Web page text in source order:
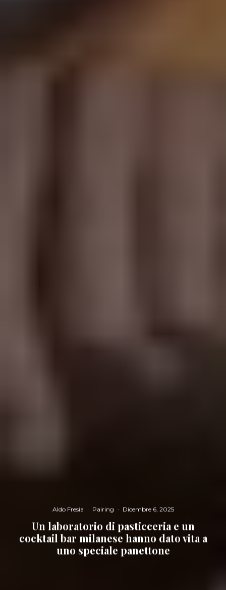
Aldo Fresia · Pairing · Dicembre 6, 2025
Un laboratorio di pasticceria e un
cocktail bar milanese hanno dato vita a
uno speciale panettone